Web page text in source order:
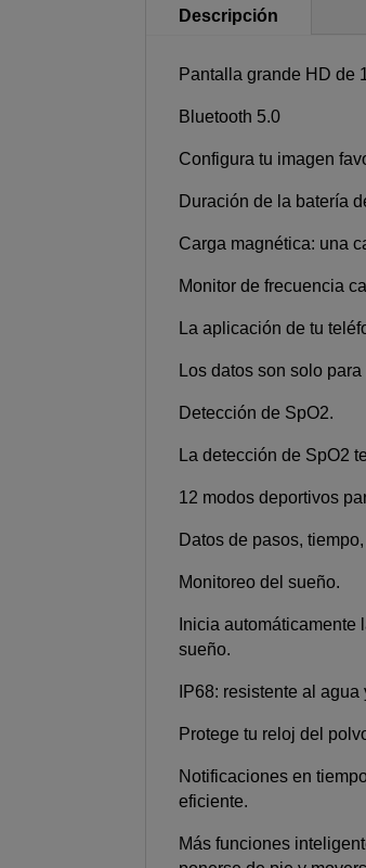
Descripción
Pantalla grande HD de
Bluetooth 5.0
Configura tu imagen
Duración de la batería
Carga magnética: una
Monitor de frecuencia
La aplicación de tu
Los datos son solo
Detección de SpO2.
La detección de SpO2
12 modos deportivos
Datos de pasos,
Monitoreo del sueño.
Inicia
sueño.
IP68: resistente al agua
Protege tu reloj del
Notificaciones en
eficiente.
Más funciones